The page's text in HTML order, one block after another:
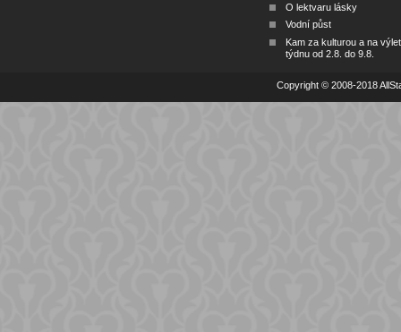
O lektvaru lásky
Vodní půst
Kam za kulturou a na
týdnu od 2.8. do 9.8.
Copyright © 2008-2018